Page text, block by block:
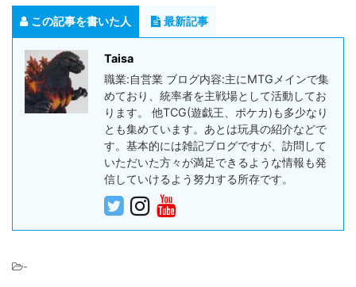
この記事を書いた人 最新記事
Taisa
職業:自営業 ブログ内容:主にMTGメインで集
めており、統率者を主戦場として活動してお
ります。 他TCG(遊戯王、ポケカ)も多少なり
とも集めています。あとは玩具の紹介などで
す。基本的には雑記ブログですが、訪問して
いただいた方々が満足できるような情報も発
信していけるよう努力する所存です。
-